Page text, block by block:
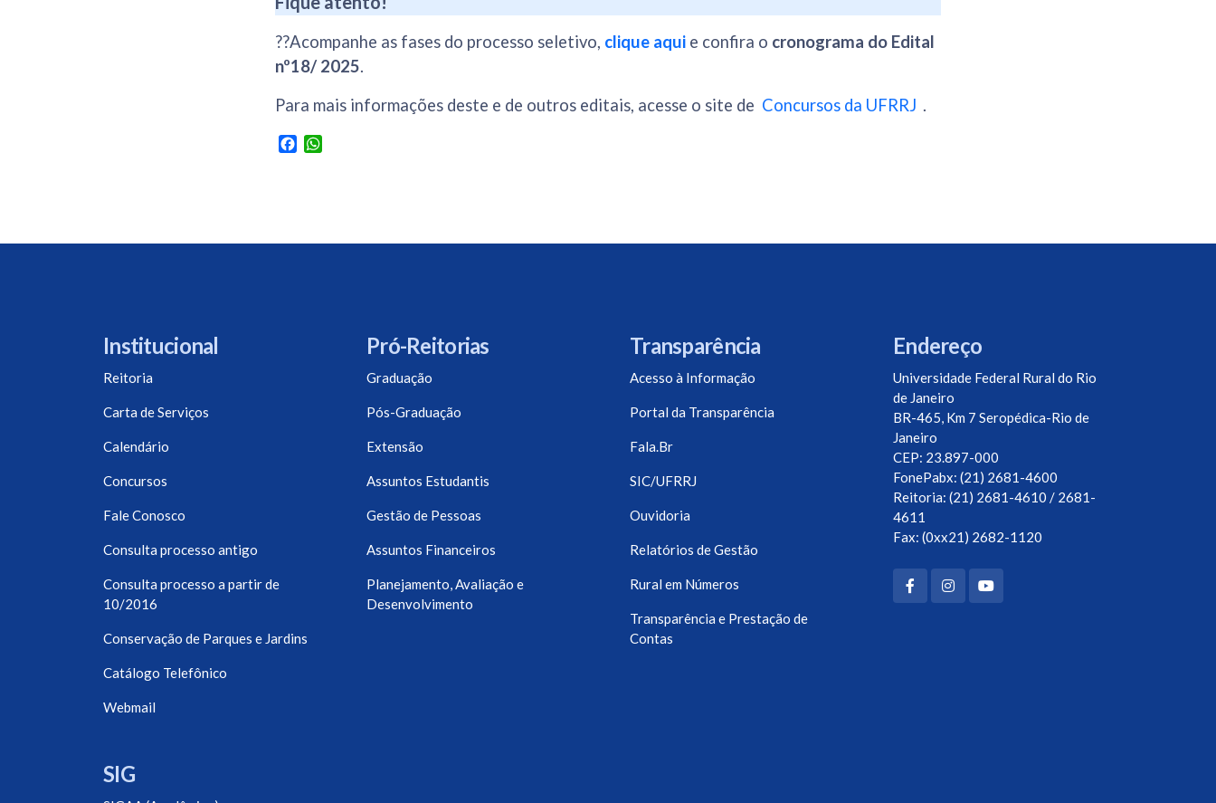
??Acompanhe as fases do processo seletivo, clique aqui e confira o cronograma do Edital
nº18/ 2025.
Para mais informações deste e de outros editais, acesse o site de Concursos da UFRRJ .
Facebook
Institucional
Reitoria
Carta de Serviços
Calendário
Concursos
Fale Conosco
Consulta processo antigo
Consulta processo a partir de
10/2016
Conservação de Parques e Jardins
Catálogo Telefônico
Webmail
SIG
Pró-Reitorias
Graduação
Pós-Graduação
Extensão
Assuntos Estudantis
Gestão de Pessoas
Assuntos Financeiros
Planejamento, Avaliação e
Desenvolvimento
Transparência
Acesso à Informação
Portal da Transparência
Fala.Br
SIC/UFRRJ
Ouvidoria
Relatórios de Gestão
Rural em Números
Transparência e Prestação de
Contas
Endereço
Universidade Federal Rural do Rio
de Janeiro
BR-465, Km 7 Seropédica-Rio de
Janeiro
CEP: 23.897-000
FonePabx: (21) 2681-4600
Reitoria: (21) 2681-4610 / 2681-
4611
Fax: (0xx21) 2682-1120